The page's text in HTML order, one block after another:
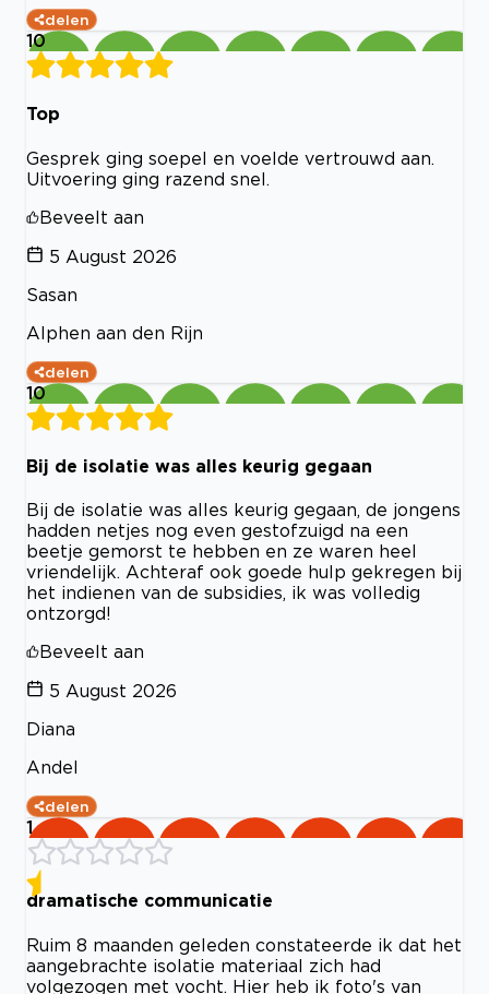
delen
10
Top
Gesprek ging soepel en voelde vertrouwd aan.
Uitvoering ging razend snel.
Beveelt aan
5 August 2026
Sasan
Alphen aan den Rijn
delen
10
Bij de isolatie was alles keurig gegaan
Bij de isolatie was alles keurig gegaan, de jongens
hadden netjes nog even gestofzuigd na een
beetje gemorst te hebben en ze waren heel
vriendelijk. Achteraf ook goede hulp gekregen bij
het indienen van de subsidies, ik was volledig
ontzorgd!
Beveelt aan
5 August 2026
Diana
Andel
delen
1
dramatische communicatie
Ruim 8 maanden geleden constateerde ik dat het
aangebrachte isolatie materiaal zich had
volgezogen met vocht. Hier heb ik foto's van